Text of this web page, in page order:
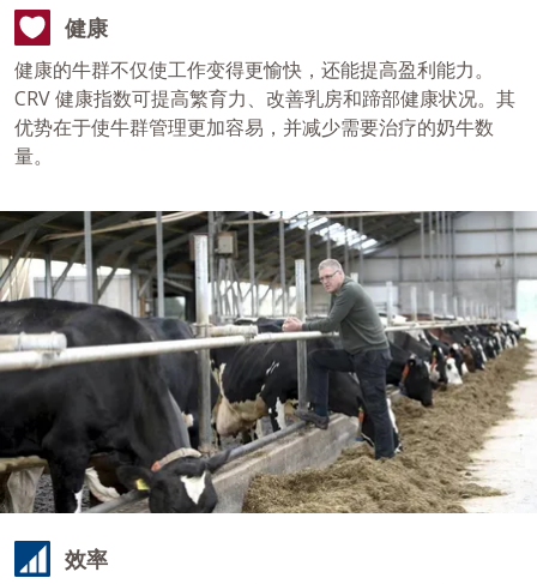
健康
健康的牛群不仅使工作变得更愉快，还能提高盈利能力。
CRV 健康指数可提高繁育力、改善乳房和蹄部健康状况。其
优势在于使牛群管理更加容易，并减少需要治疗的奶牛数
量。
效率